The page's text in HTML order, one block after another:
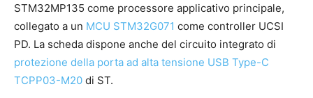
STM32MP135 come processore applicativo principale,
collegato a un MCU STM32G071 come controller UCSI
PD. La scheda dispone anche del circuito integrato di
protezione della porta ad alta tensione USB Type-C
TCPP03-M20 di ST.